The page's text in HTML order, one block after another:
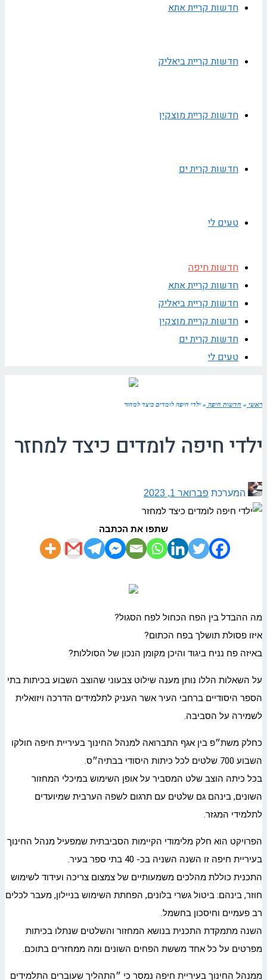
חדשות קריית אתא
חדשות קריית ביאליק
חדשות קריית מוצקין
חדשות קרית ים
טעים לי
חדשות חיפה
חדשות קריית אתא
חדשות קריית ביאליק
חדשות קריית מוצקין
חדשות קרית ים
טעים לי
ראשי » חדשות חיפה » ילדי חיפה לומדים כיצד למחזר
ילדי חיפה לומדים כיצד למחזר
המערכת פברואר 1, 2023
שתפו את הכתבה
מה ההבדל בין הפח הכחול לפח הסגול?
איזו פסולת תושלך בפח הכתום?
באיזה פח נניח ביגוד והיכן מקומן הנכון של הסוללות?
על השאלות הללו נותן מענה שילוט צבעוני שהוצב השבוע בכיתות בתי
הספר היסודיים ברחבי העיר אשר העניק לתלמידים הדרכה ויזואלית
לשמירה על הסביבה.
כחלק משת״פ בין אגף התברואה למנהל החינוך בעיריית חיפה חולקו
השבוע 700 שלטים לכל כיתות היסודי בבתיה״ס.
בכל כיתה הוצב שלט המסביר על אופן השימוש במיכלי המחזור
השונים, בינהם גם שלטים עם תרגום לשפה הערבית שמיועדים
לתלמידי המגזר.
הפרויקט הוא חלק מלימודי הקיימות הסביבתית שמפעיל מנהל החינוך
בעיריית חיפה זו השנה השניה בכ- 40 בתי ספר בעיר.
התכנית כוללת מהלכים משמעותיים של צמצום צריכה ועידוד לשימוש
חוזר, בינהם: ביטול גשרי בלונים, הפחתת השימוש בניילון, מעבר לכלים
רב פעמיים וחיסכון בחשמל.
השנה מתמקדת התכנית בנושא המחזור והשלטים שנתלו בכיתות
מפרטים על כל אחד מששת הפחים השונים ומה ממחזרים בתוכם.
ממנהל החינוך בעיריית חיפה נמסר כי ״התהליך שעוברים התלמידים